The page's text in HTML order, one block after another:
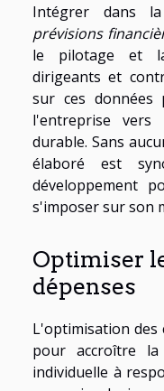
Intégrer dans
prévisions
le pilotage et
dirigeants et
sur ces données
l'entreprise vers
durable. Sans
élaboré est
développement
s'imposer sur son
Optimiser
dépenses
L'optimisation
pour accroître
individuelle à